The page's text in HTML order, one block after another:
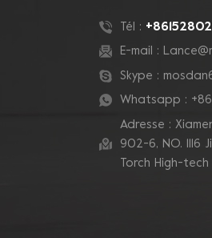
de
d'angle
Tél :
E-mail :
Skype :
Whatsapp :
Adresse :
902-6, NO. 1116
Torch High-